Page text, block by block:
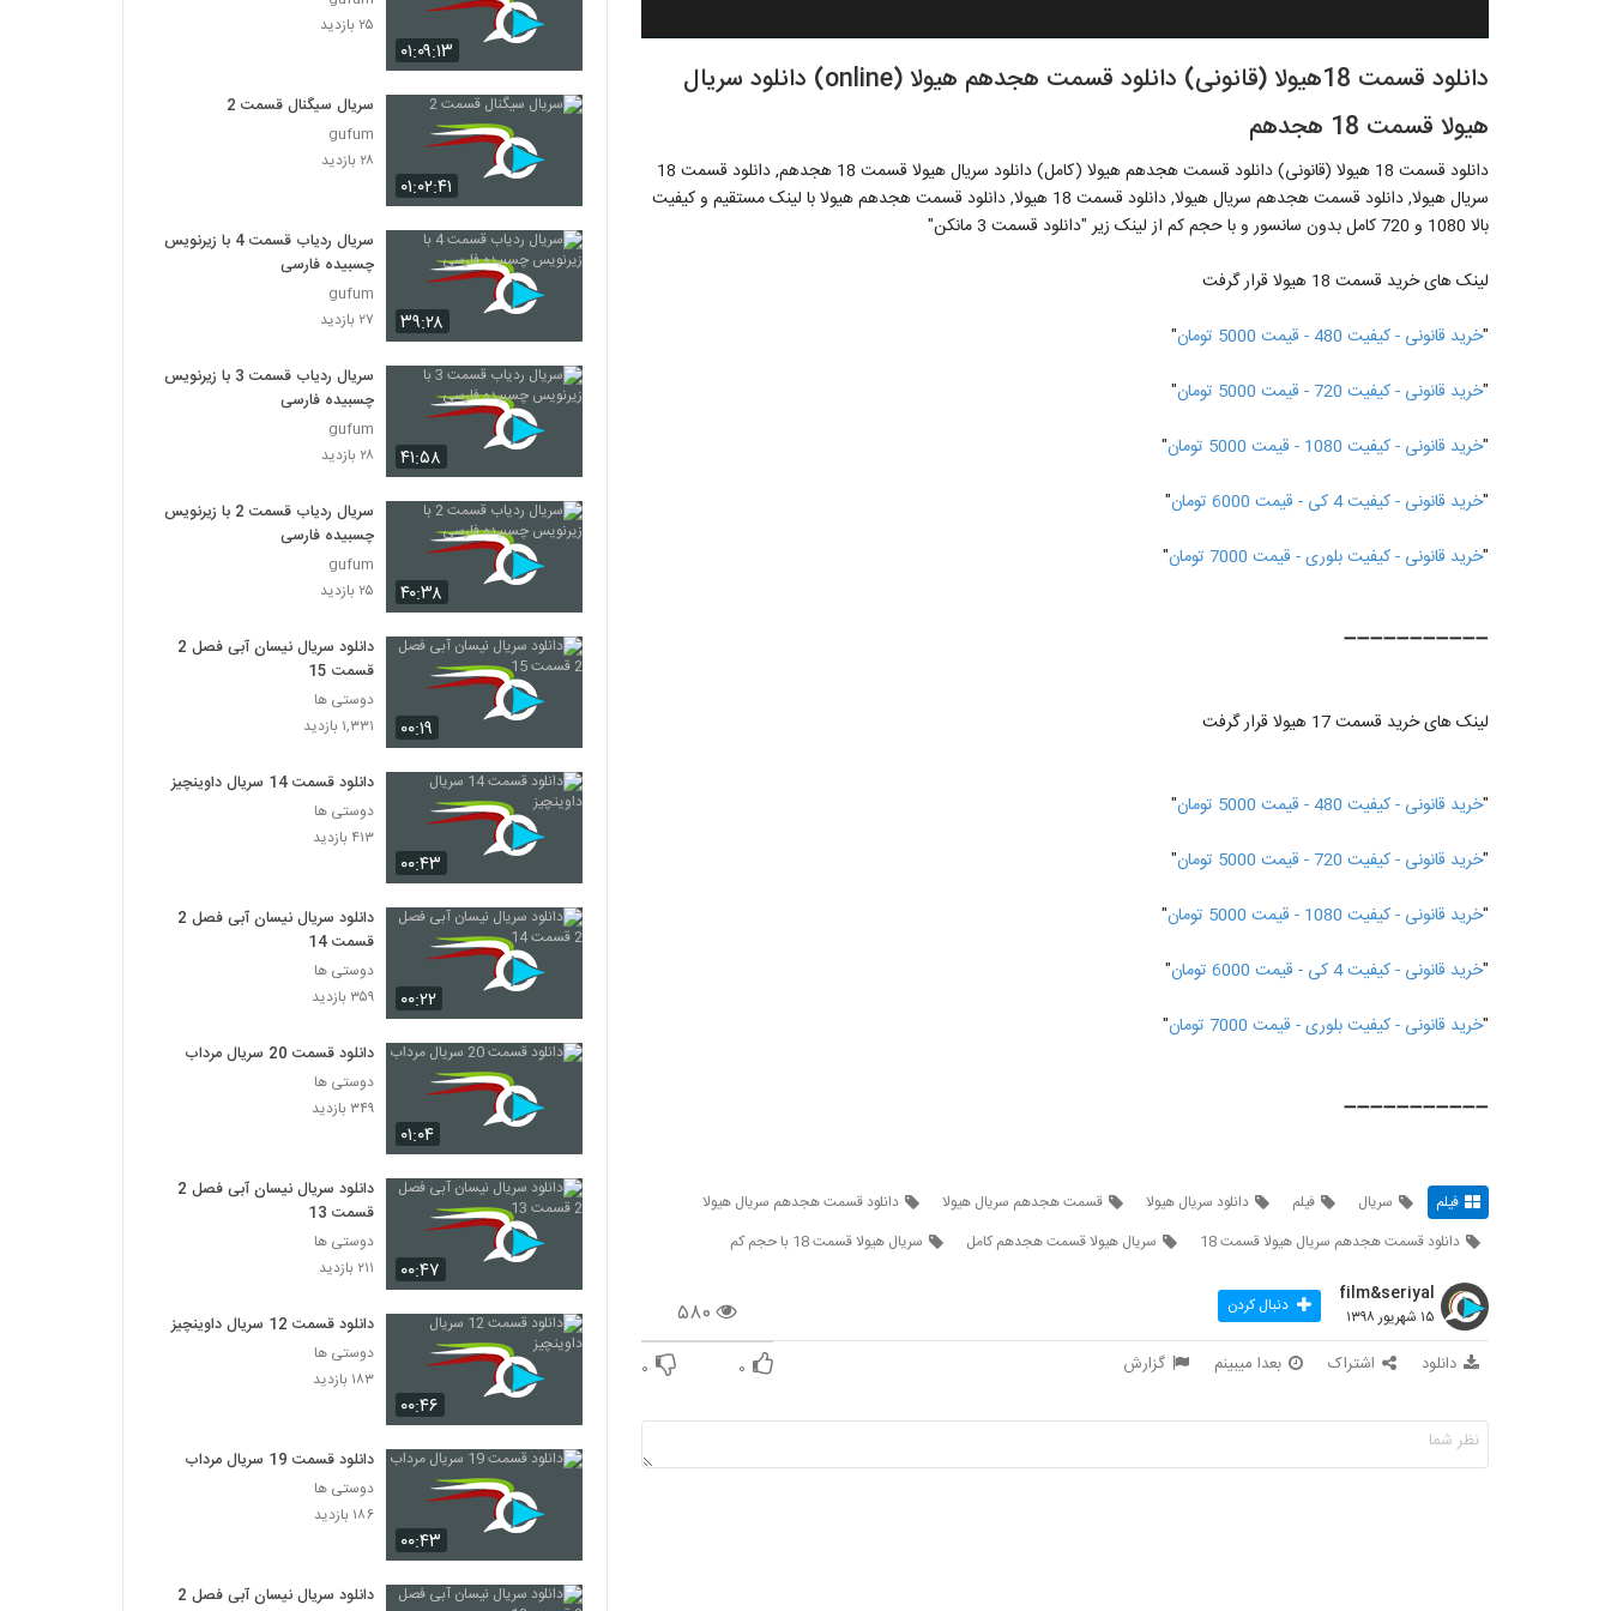
دانلود قسمت 18هیولا (قانونی) دانلود قسمت هجدهم هیولا (online) دانلود سریال
هیولا قسمت 18 هجدهم
دانلود قسمت 18 هیولا (قانونی) دانلود قسمت هجدهم هیولا (کامل) دانلود سریال هیولا قسمت 18 هجدهم, دانلود قسمت 18
سریال هیولا, دانلود قسمت هجدهم سریال هیولا, دانلود قسمت 18 هیولا, دانلود قسمت هجدهم هیولا با لینک مستقیم و کیفیت
بالا 1080 و 720 کامل بدون سانسور و با حجم کم از لینک زیر "دانلود قسمت 3 مانکن"
لینک های خرید قسمت 18 هیولا قرار گرفت
"خرید قانونی - کیفیت 480 - قیمت 5000 تومان
"
"خرید قانونی - کیفیت 720 - قیمت 5000 تومان
"
"خرید قانونی - کیفیت 1080 - قیمت 5000 تومان
"
"خرید قانونی - کیفیت 4 کی - قیمت 6000 تومان
"
"خرید قانونی - کیفیت بلوری - قیمت 7000 تومان "
➖➖➖➖➖➖➖➖➖➖➖
لینک های خرید قسمت 17 هیولا قرار گرفت
"خرید قانونی - کیفیت 480 - قیمت 5000 تومان
"
"خرید قانونی - کیفیت 720 - قیمت 5000 تومان
"
"خرید قانونی - کیفیت 1080 - قیمت 5000 تومان
"
"خرید قانونی - کیفیت 4 کی - قیمت 6000 تومان
"
"خرید قانونی - کیفیت بلوری - قیمت 7000 تومان "
➖➖➖➖➖➖➖➖➖➖➖
فیلم سریال فیلم دانلود سریال هیولا قسمت هجدهم سریال هیولا
دانلود قسمت هجدهم سریال هیولا
دانلود قسمت هجدهم سریال هیولا قسمت 18
سریال هیولا قسمت هجدهم کامل سریال هیولا قسمت 18 با حجم کم
۵۸۰
film&seriyal
۱۵ شهریور ۱۳۹۸ دنبال کردن
دانلود اشتراک بعدا میبینم گزارش ۰ ۰
۰۱:۰۹:۱۳
۲۵ بازدید
۰۱:۰۲:۴۱
سریال سیگنال قسمت 2
gufum
۲۸ بازدید
۳۹:۲۸
سریال ردیاب قسمت 4 با زیرنویس
چسبیده فارسی
gufum
۲۷ بازدید
۴۱:۵۸
سریال ردیاب قسمت 3 با زیرنویس
چسبیده فارسی
gufum
۲۸ بازدید
۴۰:۳۸
سریال ردیاب قسمت 2 با زیرنویس
چسبیده فارسی
gufum
۲۵ بازدید
۰۰:۱۹
دانلود سریال نیسان آبی فصل 2
قسمت 15
دوستی ها
۱,۳۳۱ بازدید
۰۰:۴۳
دانلود قسمت 14 سریال داوینچیز
دوستی ها
۴۱۳ بازدید
۰۰:۲۲
دانلود سریال نیسان آبی فصل 2
قسمت 14
دوستی ها
۳۵۹ بازدید
۰۱:۰۴
دانلود قسمت 20 سریال مرداب
دوستی ها
۳۴۹ بازدید
۰۰:۴۷
دانلود سریال نیسان آبی فصل 2
قسمت 13
دوستی ها
۲۱۱ بازدید
۰۰:۴۶
دانلود قسمت 12 سریال داوینچیز
دوستی ها
۱۸۳ بازدید
۰۰:۴۳
دانلود قسمت 19 سریال مرداب
دوستی ها
۱۸۶ بازدید
دانلود سریال نیسان آبی فصل 2